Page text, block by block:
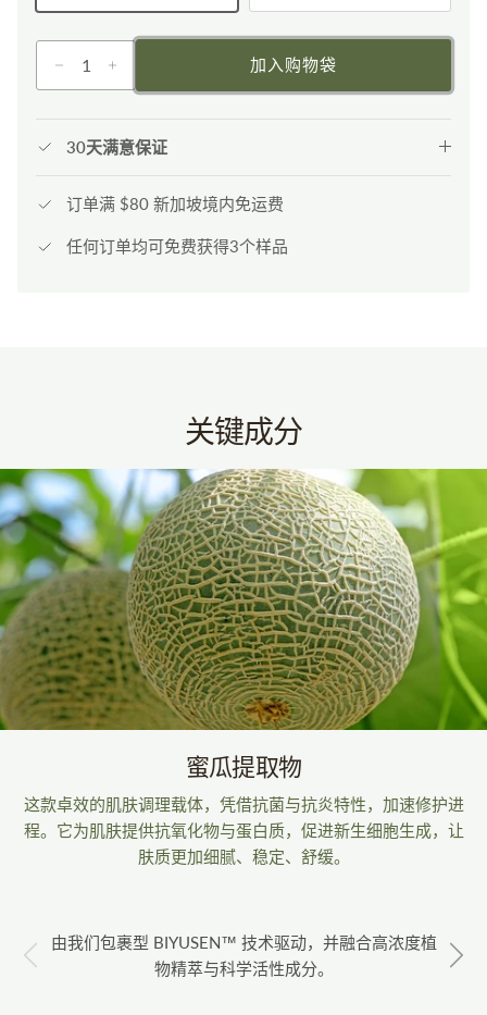
加入购物袋
30天满意保证
订单满 $80 新加坡境内免运费
任何订单均可免费获得3个样品
关键成分
蜜瓜提取物
这款卓效的肌肤调理载体，凭借抗菌与抗炎特性，加速修护进
程。它为肌肤提供抗氧化物与蛋白质，促进新生细胞生成，让
肤质更加细腻、稳定、舒缓。
由我们包裹型 BIYUSEN™ 技术驱动，并融合高浓度植
物精萃与科学活性成分。
上一页 下